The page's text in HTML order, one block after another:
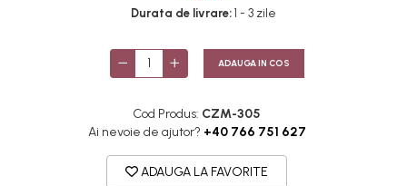
Durata de livrare: 1 - 3 zile
ADAUGA IN COS
Cod Produs: CZM-305
Ai nevoie de ajutor? +40 766 751 627
ADAUGA LA FAVORITE